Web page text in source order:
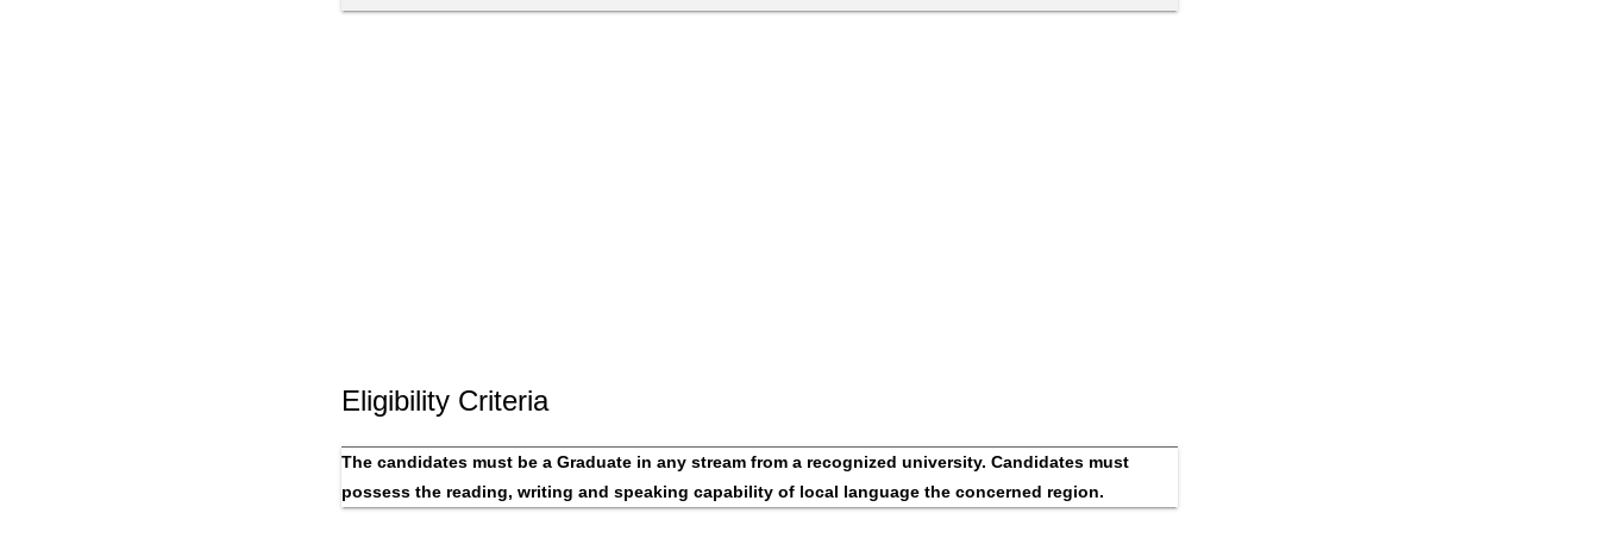
Eligibility Criteria
The candidates must be a Graduate in any stream from a recognized university. Candidates must
possess the reading, writing and speaking capability of local language the concerned region.